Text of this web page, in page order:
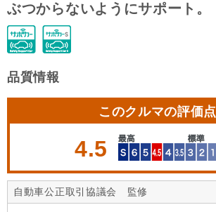
ぶつからないようにサポート。
品質情報
このクルマの評価点
4.5
自動車公正取引協議会 監修